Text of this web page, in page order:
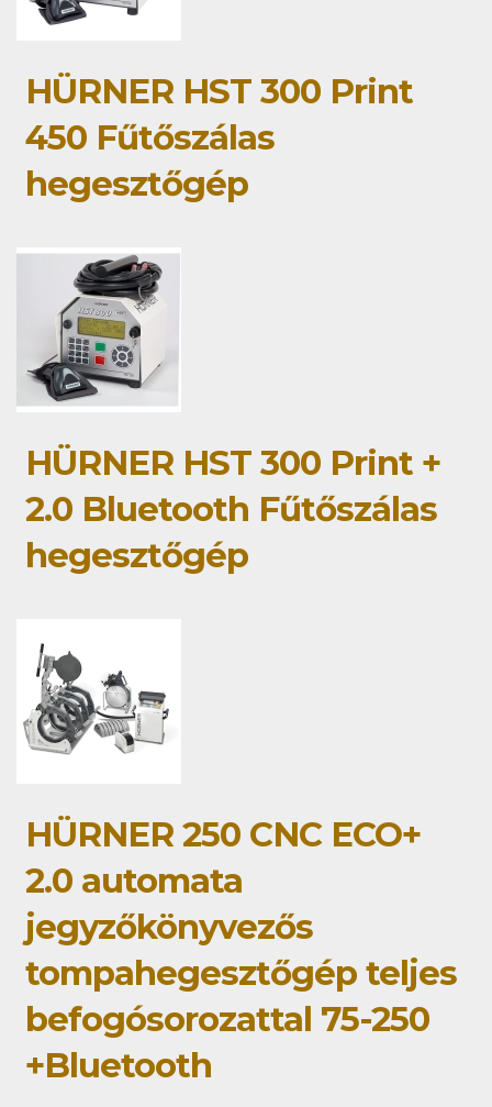
HÜRNER HST 300 Print
450 Fűtőszálas
hegesztőgép
HÜRNER HST 300 Print +
2.0 Bluetooth Fűtőszálas
hegesztőgép
HÜRNER 250 CNC ECO+
2.0 automata
jegyzőkönyvezős
tompahegesztőgép teljes
befogósorozattal 75-250
+Bluetooth